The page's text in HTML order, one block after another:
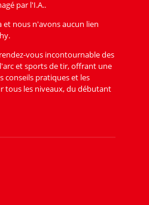
par l'I.A..
et nous n'avons aucun lien
vous incontournable des
et sports de tir, offrant une
conseils pratiques et les
tous les niveaux, du débutant